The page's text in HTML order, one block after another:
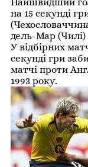
на 15 секунді
дель-Мар (Чилі)
У відбірних
секунді гри
матчі проти
1993 року.